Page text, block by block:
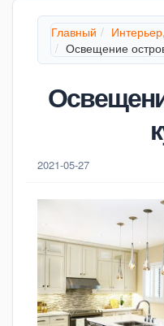
Главный
Освещение
2021-05-27